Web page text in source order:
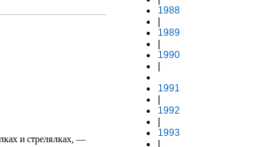
и стрелялках, —
1988
1989
1990
1991
1992
1993